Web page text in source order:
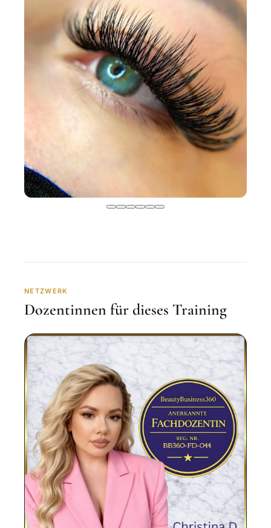
NETZWERK
Dozentinnen für dieses Training